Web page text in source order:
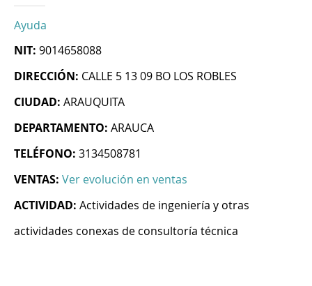
Ayuda
NIT: 9014658088
DIRECCIÓN: CALLE 5 13 09 BO LOS ROBLES
CIUDAD: ARAUQUITA
DEPARTAMENTO: ARAUCA
TELÉFONO: 3134508781
VENTAS: Ver evolución en ventas
ACTIVIDAD: Actividades de ingeniería y otras
actividades conexas de consultoría técnica